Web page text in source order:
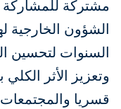
مشتركة للمشاركة
الشؤون الخارجية
السنوات لتحسين
وتعزيز الأثر الكلي
قسريا والمجتمعات